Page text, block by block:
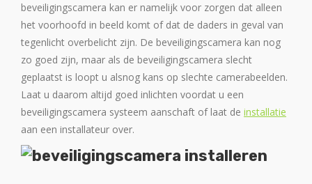
beveiligingscamera kan er namelijk voor zorgen dat alleen
het voorhoofd in beeld komt of dat de daders in geval van
tegenlicht overbelicht zijn. De beveiligingscamera kan nog
zo goed zijn, maar als de beveiligingscamera slecht
geplaatst is loopt u alsnog kans op slechte camerabeelden.
Laat u daarom altijd goed inlichten voordat u een
beveiligingscamera systeem aanschaft of laat de installatie
aan een installateur over.